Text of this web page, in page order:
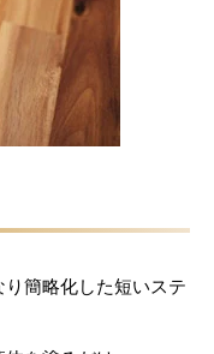
簡略化した短いステ